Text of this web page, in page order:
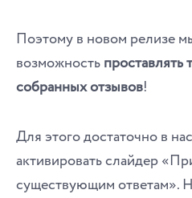
Поэтому в новом релизе
возможностьпроставлять
собранных отзывов!
Для этого достаточно в
активировать слайдер
существующим ответам».